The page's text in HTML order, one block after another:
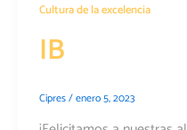
Cultura de la excelencia
IB
Cipres/enero 5, 2023